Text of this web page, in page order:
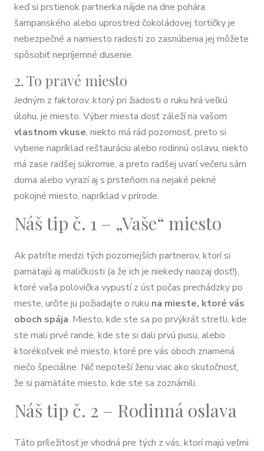
keď si prstienok partnerka nájde na dne pohára
šampanského alebo uprostred čokoládovej tortičky je
nebezpečné a namiesto radosti zo zasnúbenia jej môžete
spôsobiť nepríjemné dusenie.
2. To pravé miesto
Jedným z faktorov, ktorý pri žiadosti o ruku hrá veľkú
úlohu, je miesto. Výber miesta dosť záleží na vašom
vlastnom vkuse, niekto má rád pozornosť, preto si
vyberie napríklad reštauráciu alebo rodinnú oslavu, niekto
má zase radšej súkromie, a preto radšej uvarí večeru sám
doma alebo vyrazí aj s prsteňom na nejaké pekné
pokojné miesto, napríklad v prírode.
Náš tip č. 1 – „Vaše“ miesto
Ak patríte medzi tých pozornejších partnerov, ktorí si
pamätajú aj maličkosti (a že ich je niekedy naozaj dosť!),
ktoré vaša polovička vypustí z úst počas prechádzky po
meste, určite ju požiadajte o ruku na mieste, ktoré vás
oboch spája. Miesto, kde ste sa po prvýkrát stretli, kde
ste mali prvé rande, kde ste si dali prvú pusu, alebo
ktorékoľvek iné miesto, ktoré pre vás oboch znamená
niečo špeciálne. Nič nepoteší ženu viac ako skutočnosť,
že si pamätáte miesto, kde ste sa zoznámili.
Náš tip č. 2 – Rodinná oslava
Táto príležitosť je vhodná pre tých z vás, ktorí majú veľmi